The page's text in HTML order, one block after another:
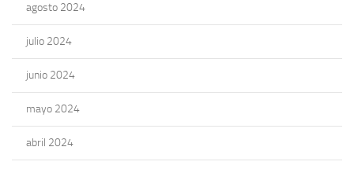
agosto 2024
julio 2024
junio 2024
mayo 2024
abril 2024